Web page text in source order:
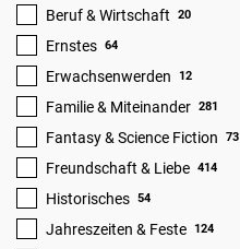
Beruf & Wirtschaft 20
Ernstes 64
Erwachsenwerden 12
Familie & Miteinander 281
Fantasy & Science Fiction 73
Freundschaft & Liebe 414
Historisches 54
Jahreszeiten & Feste 124